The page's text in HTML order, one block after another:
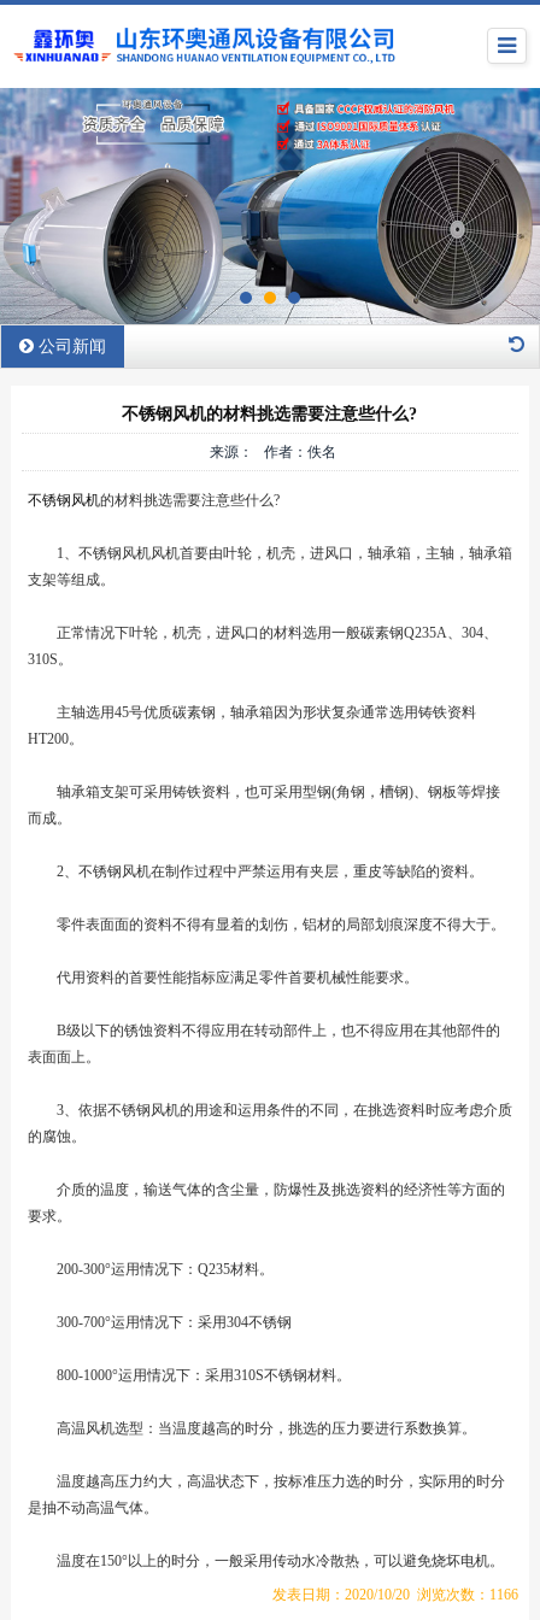
公司新闻
不锈钢风机的材料挑选需要注意些什么?
来源： 作者：佚名
不锈钢风机的材料挑选需要注意些什么?
1、不锈钢风机风机首要由叶轮，机壳，进风口，轴承箱，主轴，轴承箱
支架等组成。
正常情况下叶轮，机壳，进风口的材料选用一般碳素钢Q235A、304、
310S。
主轴选用45号优质碳素钢，轴承箱因为形状复杂通常选用铸铁资料
HT200。
轴承箱支架可采用铸铁资料，也可采用型钢(角钢，槽钢)、钢板等焊接
而成。
2、不锈钢风机在制作过程中严禁运用有夹层，重皮等缺陷的资料。
零件表面面的资料不得有显着的划伤，铝材的局部划痕深度不得大于。
代用资料的首要性能指标应满足零件首要机械性能要求。
B级以下的锈蚀资料不得应用在转动部件上，也不得应用在其他部件的
表面面上。
3、依据不锈钢风机的用途和运用条件的不同，在挑选资料时应考虑介质
的腐蚀。
介质的温度，输送气体的含尘量，防爆性及挑选资料的经济性等方面的
要求。
200-300°运用情况下：Q235材料。
300-700°运用情况下：采用304不锈钢
800-1000°运用情况下：采用310S不锈钢材料。
高温风机选型：当温度越高的时分，挑选的压力要进行系数换算。
温度越高压力约大，高温状态下，按标准压力选的时分，实际用的时分
是抽不动高温气体。
温度在150°以上的时分，一般采用传动水冷散热，可以避免烧坏电机。
发表日期：2020/10/20 浏览次数：1166